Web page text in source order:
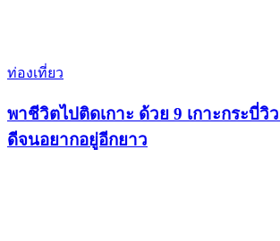
ท่องเที่ยว
พาชีวิตไปติดเกาะ ด้วย 9 เกาะกระบี่วิ
ดีจนอยากอยู่อีกยาว